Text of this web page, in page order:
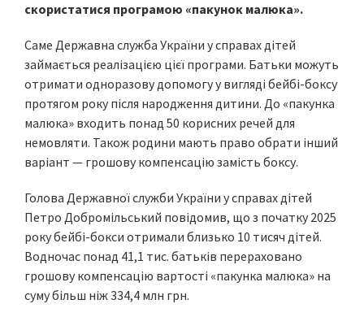
скористатися програмою «пакунок малюка».
Саме Державна служба України у справах дітей
займається реалізацією цієї програми. Батьки можуть
отримати одноразову допомогу у вигляді бейбі-боксу
протягом року після народження дитини. До «пакунка
малюка» входить понад 50 корисних речей для
немовляти. Також родини мають право обрати інший
варіант — грошову компенсацію замість боксу.
Голова Державної служби України у справах дітей
Петро Добромільський повідомив, що з початку 2025
року бейбі-бокси отримали близько 10 тисяч дітей.
Водночас понад 41,1 тис. батьків перераховано
грошову компенсацію вартості «пакунка малюка» на
суму більш ніж 334,4 млн грн.